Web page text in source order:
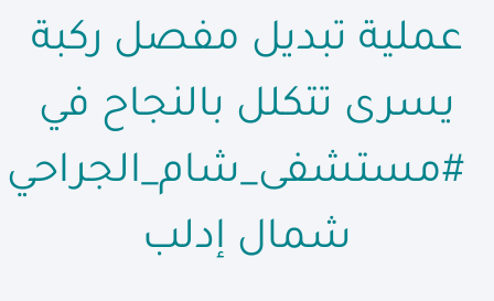
عملية تبديل مفصل ركبة
يسرى تتكلل بالنجاح في
#مستشفى_شام_الجراحي
شمال إدلب